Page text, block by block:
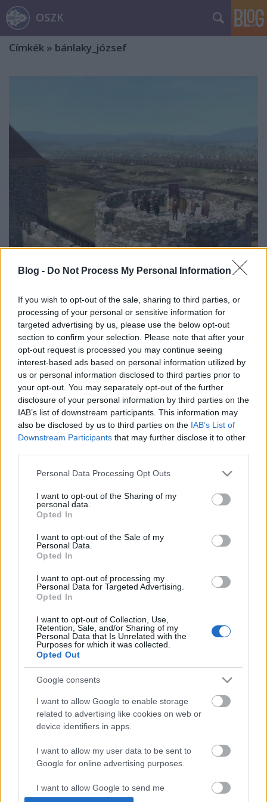
Blog - Do Not Process My Personal Information
If you wish to opt-out of the sale, sharing to third parties, or
processing of your personal or sensitive information for
targeted advertising by us, please use the below opt-out
section to confirm your selection. Please note that after your
opt-out request is processed you may continue seeing
interest-based ads based on personal information utilized by
us or personal information disclosed to third parties prior to
your opt-out. You may separately opt-out of the further
disclosure of your personal information by third parties on the
IAB’s list of downstream participants. This information may
also be disclosed by us to third parties on the IAB’s List of
Downstream Participants that may further disclose it to other
Please note that this website/app uses one or more Google
not limited to your visit or usage behaviour. You may click to
grant or deny consent to Google and its third-party tags to
use your data for below specified purposes in below Google
consent section.
Personal Data Processing Opt Outs
I want to opt-out of the Sharing of my
personal data.
Opted In
I want to opt-out of the Sale of my
Personal Data.
Opted In
I want to opt-out of processing my
Personal Data for Targeted Advertising.
Opted In
I want to opt-out of Collection, Use,
Retention, Sale, and/or Sharing of my
Personal Data that Is Unrelated with the
Purposes for which it was collected.
Opted Out
Google consents
I want to allow Google to enable storage
related to advertising like cookies on web or
device identifiers in apps.
I want to allow my user data to be sent to
Google for online advertising purposes.
I want to allow Google to send me
personalized advertising.
OSZK
Címkék » bánlaky_józsef
meghallgatjátok jó Hunyadi Jánosról
… Nándor-Fehérvárrul.”
Az 1456-os nándorfehérvári diadalra
emlékezünk
nemzetikonyvtar 2022. július 22.
Nándorfehérvár ostroma. A kép forrása: Baltavári
Tamás (rendező) Nándorfehérvár 1456. Animációs
film, Történelmi Animációs Egyesület, 2014. –
YouTube „A keresztény világ számára a „Városok
királynőjének” [t.i. Konstantinápoly 1453-as] eleste
azt jelentette, hogy szembe kellett nézni a nyers…
A három Mohács. Második rész
1537. Diakovár – az osztrák Mohács
„Hősvértől pirosult gyásztér, sóhajtva köszöntlek,
Nemzeti nagylétünk nagy temetője, Mohács!”
Kisfaludy Károly: Mohács. Részlet – Magyar
Elektronikus Könyvtár Napjainkban a mohácsi csata,
Királyság bukásával; Muhi és Trianon mellett, a